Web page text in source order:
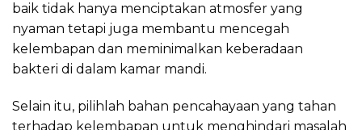
baik tidak hanya menciptakan atmosfer yang
nyaman tetapi juga membantu mencegah
kelembapan dan meminimalkan keberadaan
bakteri di dalam kamar mandi.
Selain itu, pilihlah bahan pencahayaan yang tahan
terhadap kelembapan untuk menghindari masalah